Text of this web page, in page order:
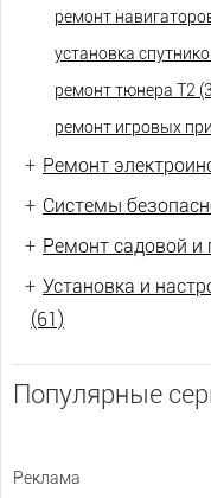
ремонт
установка
ремонт тюнера Т2
ремонт игровых
+ Ремонт
+ Системы
+ Ремонт садовой и
+ Установка и
(61)
Популярные
Реклама